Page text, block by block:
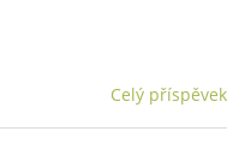
Celý příspěvek